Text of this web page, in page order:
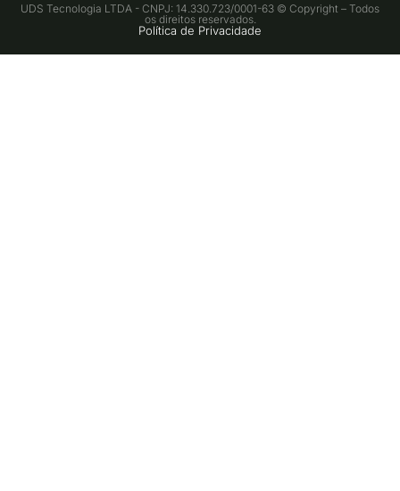
UDS Tecnologia LTDA - CNPJ: 14.330.723/0001-63 © Copyright – Todos
os direitos reservados.
Política de Privacidade